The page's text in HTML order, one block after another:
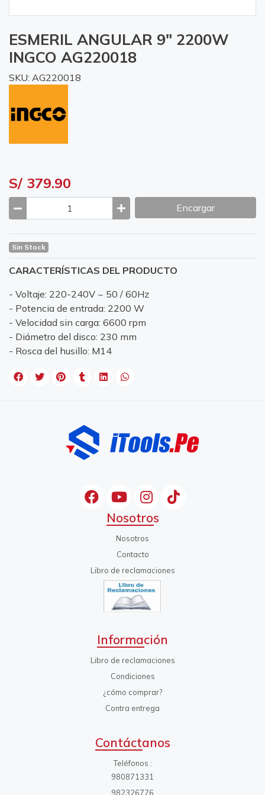
ESMERIL ANGULAR 9" 2200W
INGCO AG220018
SKU: AG220018
S/ 379.90
Encargar
Sin Stock
CARACTERÍSTICAS DEL PRODUCTO
- Voltaje: 220-240V ~ 50 / 60Hz
- Potencia de entrada: 2200 W
- Velocidad sin carga: 6600 rpm
- Diámetro del disco: 230 mm
- Rosca del husillo: M14
Nosotros
Nosotros
Contacto
Libro de reclamaciones
Información
Libro de reclamaciones
Condiciones
¿cómo comprar?
Contra entrega
Contáctanos
Teléfonos
980871331
982326776